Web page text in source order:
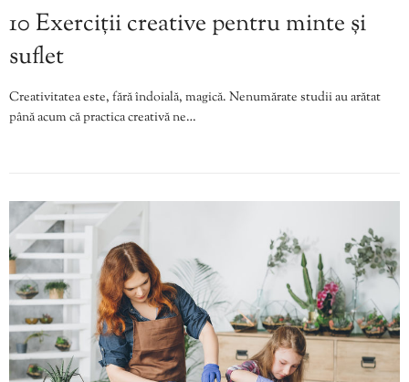
10 Exerciții creative pentru minte și
suflet
Creativitatea este, fără îndoială, magică. Nenumărate studii au arătat
până acum că practica creativă ne…